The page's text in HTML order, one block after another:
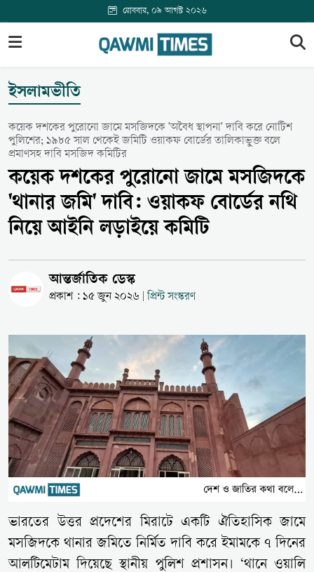
রোববার, ০৯ আগস্ট ২০২৬
ইসলামভীতি
কয়েক দশকের পুরোনো জামে মসজিদকে 'অবৈধ স্থাপনা' দাবি করে নোটিশ
পুলিশের; ১৯৮৫ সাল থেকেই জমিটি ওয়াকফ বোর্ডের তালিকাভুক্ত বলে
প্রমাণসহ দাবি মসজিদ কমিটির
কয়েক দশকের পুরোনো জামে মসজিদকে
'থানার জমি' দাবি: ওয়াকফ বোর্ডের নথি
নিয়ে আইনি লড়াইয়ে কমিটি
আন্তর্জাতিক ডেস্ক
প্রকাশ : ১৫ জুন ২০২৬ প্রিন্ট সংস্করণ
ভারতের উত্তর প্রদেশের মিরাটে একটি ঐতিহাসিক জামে
মসজিদকে থানার জমিতে নির্মিত দাবি করে ইমামকে ৭ দিনের
আলটিমেটাম দিয়েছে স্থানীয় পুলিশ প্রশাসন। ‘থানে ওয়ালি